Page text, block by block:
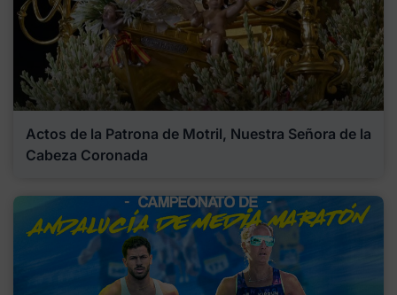
Actos de la Patrona de Motril, Nuestra Señora de la
Cabeza Coronada